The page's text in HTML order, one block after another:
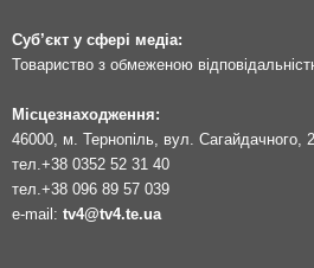
Суб’єкт у сфері медіа:
Товариство з обмеженою
Місцезнаходження:
46000, м. Тернопіль, вул. Сагайдачного,
тел. +38 0352 52 31 40
тел. +38 096 89 57 039
e-mail: tv4@tv4.te.ua